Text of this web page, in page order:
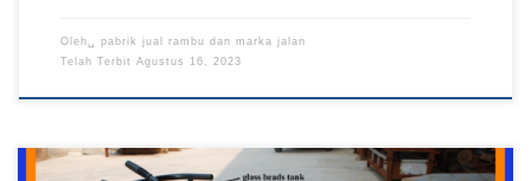
Oleh␣ pabrik jual rambu dan marka jalan
Telah Terbit Agustus 16, 2023